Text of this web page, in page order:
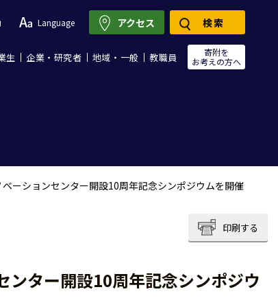
Language
生 企業・研究者 地域・一般 教職員
寄附を
お考えの方へ
アクセス 検索
ベーションセンター開設10周年記念シンポジウムを開催
印刷する
ンター開設10周年記念シンポジウ